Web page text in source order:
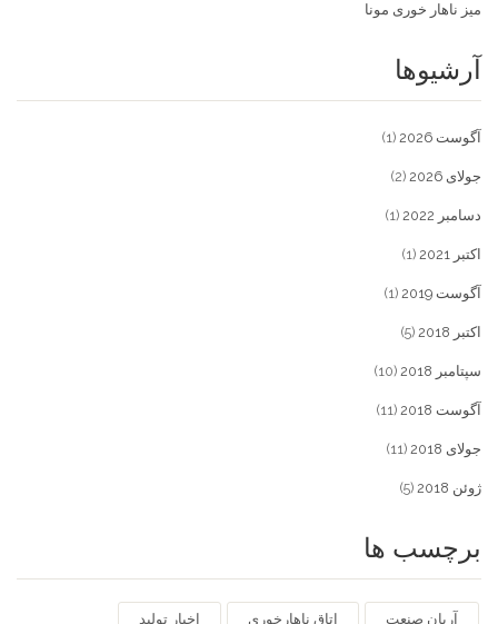
میز ناهار خوری مونا
آرشیوها
آگوست 2026 (1)
جولای 2026 (2)
دسامبر 2022 (1)
اکتبر 2021 (1)
آگوست 2019 (1)
اکتبر 2018 (5)
سپتامبر 2018 (10)
آگوست 2018 (11)
جولای 2018 (11)
ژوئن 2018 (5)
برچسب ها
آریان صنعت اتاق ناهارخوری اخبار تولید